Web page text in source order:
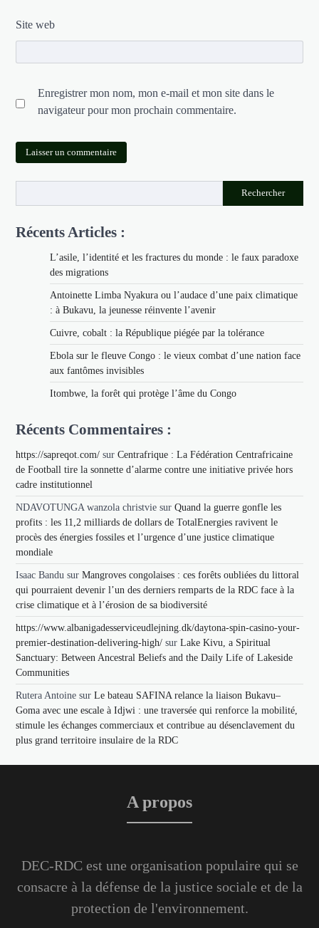
Site web
Enregistrer mon nom, mon e-mail et mon site dans le
navigateur pour mon prochain commentaire.
Rechercher
Récents Articles :
L’asile, l’identité et les fractures du monde : le faux paradoxe
des migrations
Antoinette Limba Nyakura ou l’audace d’une paix climatique
: à Bukavu, la jeunesse réinvente l’avenir
Cuivre, cobalt : la République piégée par la tolérance
Ebola sur le fleuve Congo : le vieux combat d’une nation face
aux fantômes invisibles
Itombwe, la forêt qui protège l’âme du Congo
Récents Commentaires :
https://sapreqot.com/ surCentrafrique : La Fédération Centrafricaine
de Football tire la sonnette d’alarme contre une initiative privée hors
cadre institutionnel
NDAVOTUNGA wanzola christvie surQuand la guerre gonfle les
profits : les 11,2 milliards de dollars de TotalEnergies ravivent le
procès des énergies fossiles et l’urgence d’une justice climatique
mondiale
Isaac Bandu surMangroves congolaises : ces forêts oubliées du littoral
qui pourraient devenir l’un des derniers remparts de la RDC face à la
crise climatique et à l’érosion de sa biodiversité
https://www.albanigadesserviceudlejning.dk/daytona-spin-casino-your-
premier-destination-delivering-high/ surLake Kivu, a Spiritual
Sanctuary: Between Ancestral Beliefs and the Daily Life of Lakeside
Communities
Rutera Antoine surLe bateau SAFINA relance la liaison Bukavu–
Goma avec une escale à Idjwi : une traversée qui renforce la mobilité,
stimule les échanges commerciaux et contribue au désenclavement du
plus grand territoire insulaire de la RDC
A propos
DEC-RDC est une organisation populaire qui se
consacre à la défense de la justice sociale et de la
protection de l'environnement.